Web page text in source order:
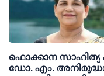
ഫൊക്കാന സാഹിത്യ
ഡോ. എം.